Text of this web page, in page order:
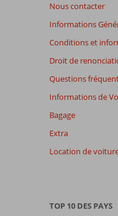
ne
sont
plus
affichés
afin
de
garantir
la
En
nos
Nous contacter
Informations
Conditions et
Droit de
Questions
Informations de
Bagage
Extra
Location de
TOP 10 DES PAYS